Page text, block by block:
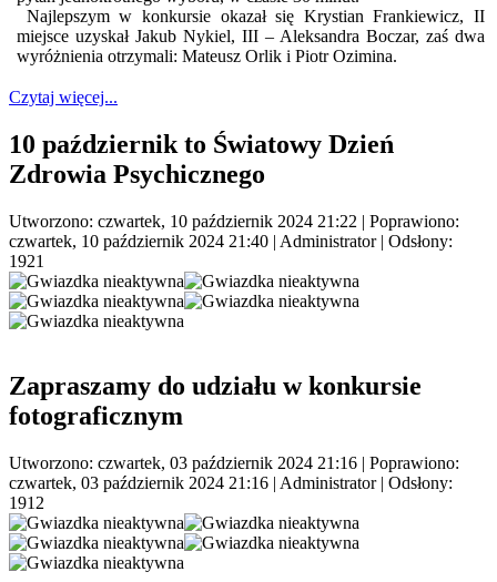
Najlepszym w konkursie okazał się Krystian Frankiewicz, II
miejsce uzyskał Jakub Nykiel, III – Aleksandra Boczar, zaś dwa
wyróżnienia otrzymali: Mateusz Orlik i Piotr Ozimina.
Czytaj więcej...
10 październik to Światowy Dzień
Zdrowia Psychicznego
Utworzono: czwartek, 10 październik 2024 21:22 | Poprawiono:
czwartek, 10 październik 2024 21:40 | Administrator| Odsłony:
1921
Zapraszamy do udziału w konkursie
fotograficznym
Utworzono: czwartek, 03 październik 2024 21:16 | Poprawiono:
czwartek, 03 październik 2024 21:16 | Administrator| Odsłony:
1912